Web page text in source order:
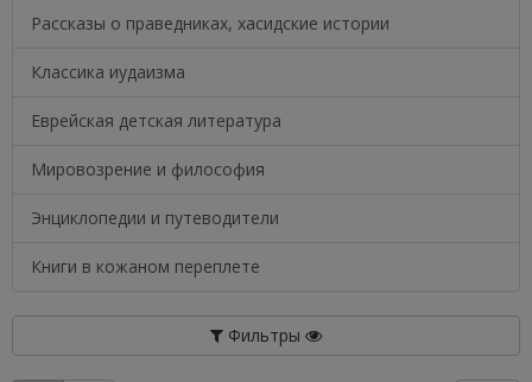
Рассказы о праведниках, хасидские истории
Классика иудаизма
Еврейская детская литература
Мировозрение и философия
Энциклопедии и путеводители
Книги в кожаном переплете
Фильтры